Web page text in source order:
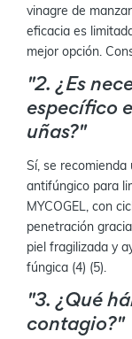
vinagre de
eficacia es
mejor opción.
"2. ¿Es
específico
uñas?"
Sí, se
antifúngico para
MYCOGEL, con
penetración
piel fragilizada y
fúngica (4) (5).
"3. ¿Qué
contagio?"